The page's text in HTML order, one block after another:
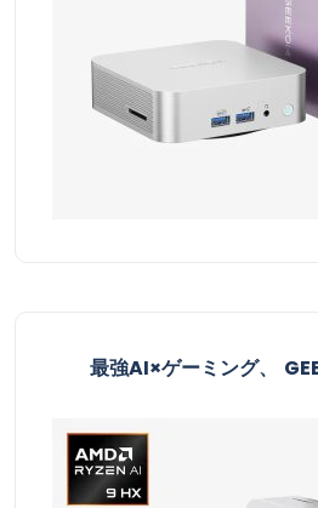
最強AI×ゲーミング、